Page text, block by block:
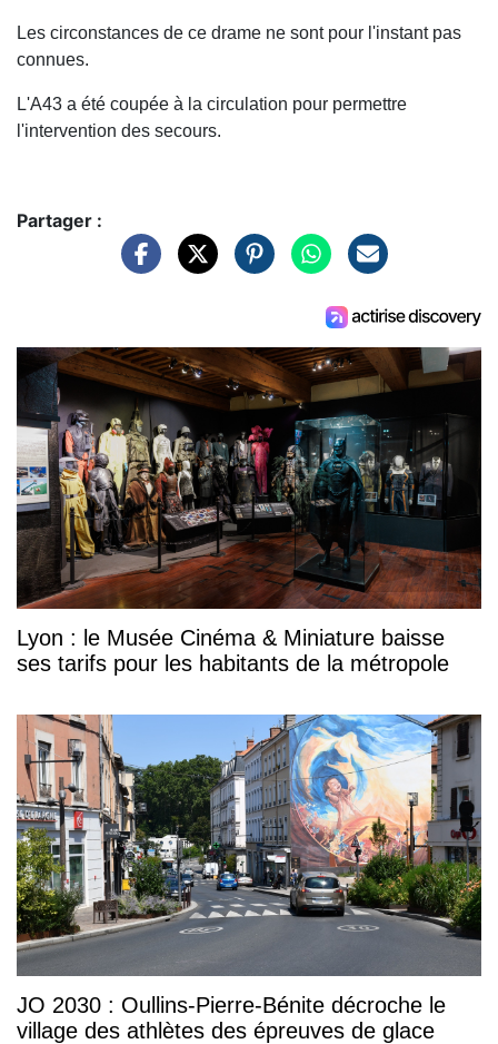
Les circonstances de ce drame ne sont pour l'instant pas
connues.
L'A43 a été coupée à la circulation pour permettre
l'intervention des secours.
Partager :
Lyon : le Musée Cinéma & Miniature baisse
ses tarifs pour les habitants de la métropole
JO 2030 : Oullins-Pierre-Bénite décroche le
village des athlètes des épreuves de glace